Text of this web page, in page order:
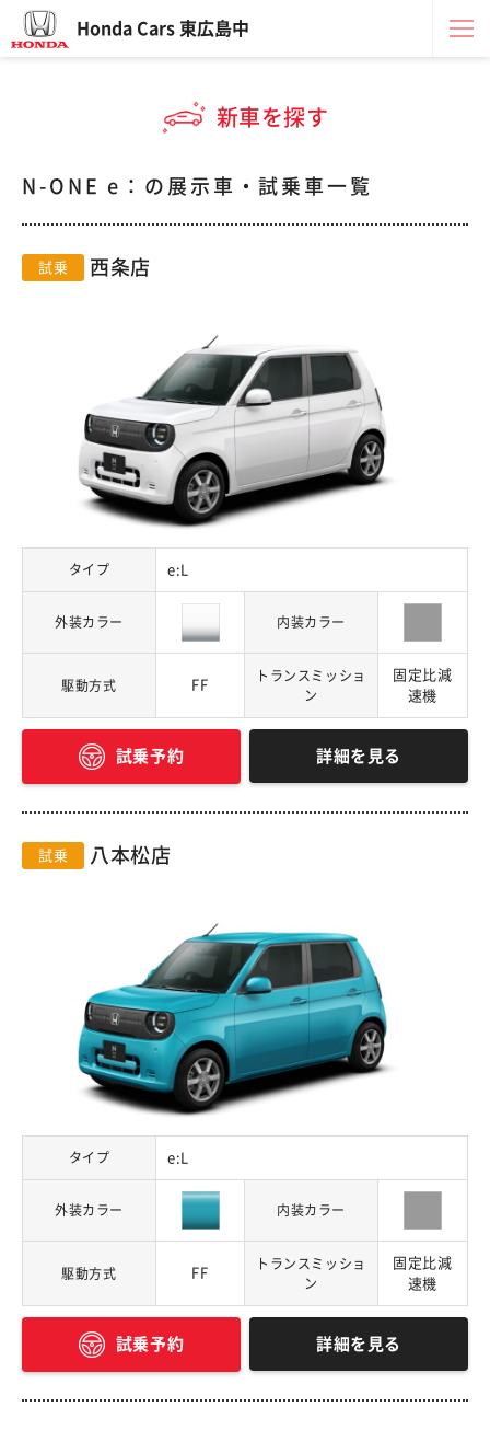
Honda Cars 東広島中
新車を探す
N-ONE e：の展示車・試乗車一覧
試乗 西条店
タイプ e:L
外装カラー 内装カラー
駆動方式 FF
トランスミッショ
ン
固定比減
速機
試乗予約 詳細を見る
試乗 八本松店
タイプ e:L
外装カラー 内装カラー
駆動方式 FF
トランスミッショ
ン
固定比減
速機
試乗予約 詳細を見る